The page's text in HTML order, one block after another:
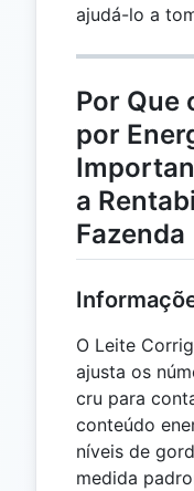
ajudá-lo a
Por Que
por
a
Fazenda
O Leite
ajusta os
cru para
conteúdo
níveis de
medida